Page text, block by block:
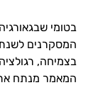
בטומי
בצמיחה,
המאמר מנתח את